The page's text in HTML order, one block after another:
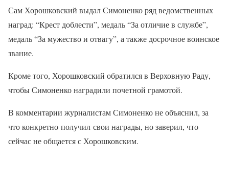
Сам Хорошковский выдал Симоненко ряд ведомственных
наград: “Крест доблести”, медаль “За отличие в службе”,
медаль “За мужество и отвагу”, а также досрочное воинское
звание.
Кроме того, Хорошковский обратился в Верховную Раду,
чтобы Симоненко наградили почетной грамотой.
В комментарии журналистам Симоненко не объяснил, за
что конкретно получил свои награды, но заверил, что
сейчас не общается с Хорошковским.